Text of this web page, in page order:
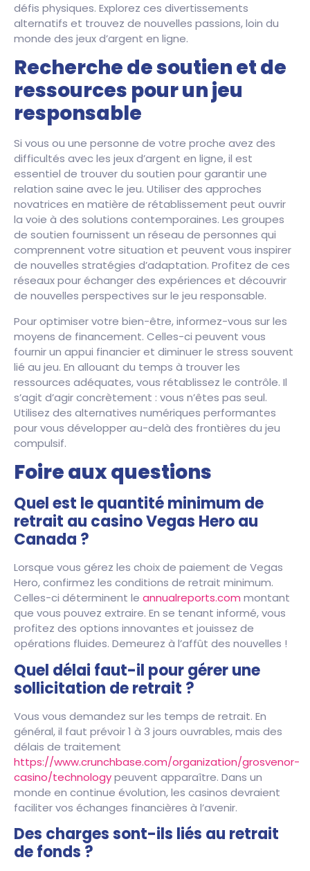
défis physiques. Explorez ces divertissements
alternatifs et trouvez de nouvelles passions, loin du
monde des jeux d’argent en ligne.
Recherche de soutien et de
ressources pour un jeu
responsable
Si vous ou une personne de votre proche avez des
difficultés avec les jeux d’argent en ligne, il est
essentiel de trouver du soutien pour garantir une
relation saine avec le jeu. Utiliser des approches
novatrices en matière de rétablissement peut ouvrir
la voie à des solutions contemporaines. Les groupes
de soutien fournissent un réseau de personnes qui
comprennent votre situation et peuvent vous inspirer
de nouvelles stratégies d’adaptation. Profitez de ces
réseaux pour échanger des expériences et découvrir
de nouvelles perspectives sur le jeu responsable.
Pour optimiser votre bien-être, informez-vous sur les
moyens de financement. Celles-ci peuvent vous
fournir un appui financier et diminuer le stress souvent
lié au jeu. En allouant du temps à trouver les
ressources adéquates, vous rétablissez le contrôle. Il
s’agit d’agir concrètement : vous n’êtes pas seul.
Utilisez des alternatives numériques performantes
pour vous développer au-delà des frontières du jeu
compulsif.
Foire aux questions
Quel est le quantité minimum de
retrait au casino Vegas Hero au
Canada ?
Lorsque vous gérez les choix de paiement de Vegas
Hero, confirmez les conditions de retrait minimum.
Celles-ci déterminent le annualreports.com montant
que vous pouvez extraire. En se tenant informé, vous
profitez des options innovantes et jouissez de
opérations fluides. Demeurez à l’affût des nouvelles !
Quel délai faut-il pour gérer une
sollicitation de retrait ?
Vous vous demandez sur les temps de retrait. En
général, il faut prévoir 1 à 3 jours ouvrables, mais des
délais de traitement
https://www.crunchbase.com/organization/grosvenor-
casino/technologypeuvent apparaître. Dans un
monde en continue évolution, les casinos devraient
faciliter vos échanges financières à l’avenir.
Des charges sont-ils liés au retrait
de fonds ?